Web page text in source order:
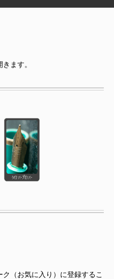
ます。
（お気に入り）に登録するこ